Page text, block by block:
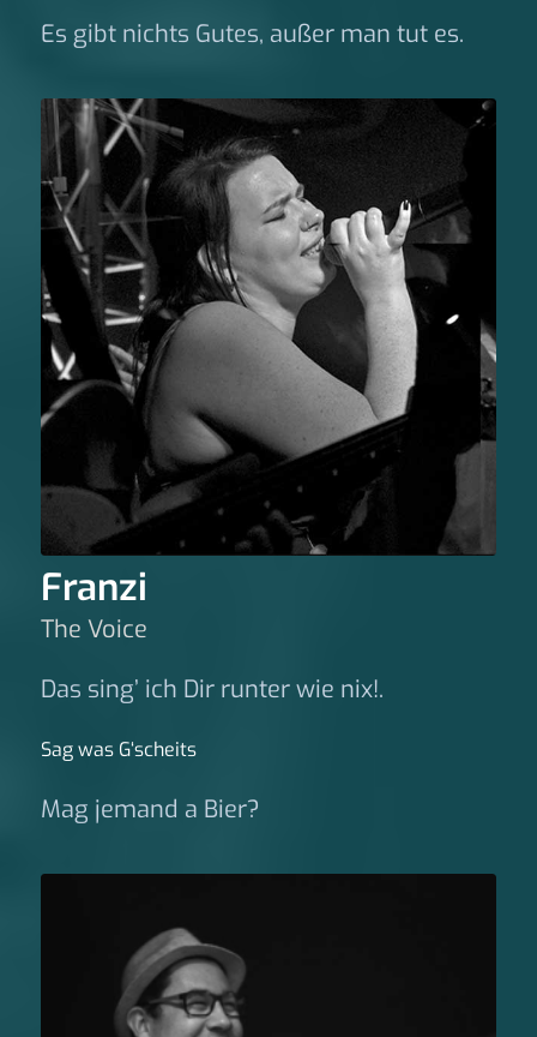
Es gibt nichts Gutes, außer man tut es.
Franzi
The Voice
Das sing’ ich Dir runter wie nix!.
Sag was G‘scheits
Mag jemand a Bier?